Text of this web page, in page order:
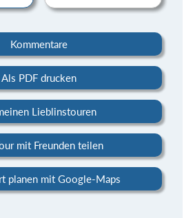
Kommentare
Als PDF drucken
Lieblinstouren
mit Freunden teilen
planen mit Google-Maps